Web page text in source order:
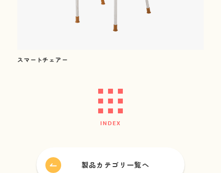
Business partner
INDEX
スマートチェアー
製品カテゴリ一覧へ